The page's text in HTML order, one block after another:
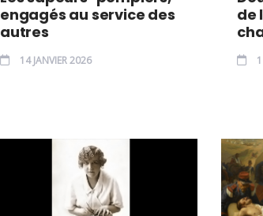
engagés au service des
autres
14 JANVIER 2026
de